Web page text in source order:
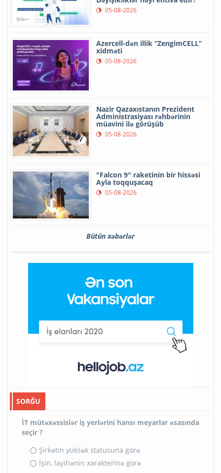
05-08-2026
Azercell-dən illik “ZengimCELL”
xidməti
05-08-2026
Nazir Qazaxıstanın Prezident
Administrasiyası rəhbərinin
müavini ilə görüşüb
05-08-2026
"Falcon 9" raketinin bir hissəsi
Ayla toqquşacaq
05-08-2026
Bütün xəbərlər
SORĞU
İT mütəxəssislər iş yerlərini hansı meyarlar əsasında
seçir ?
Şirkətin yüksək statusuna görə
İşin, layihənin xarakterinə görə